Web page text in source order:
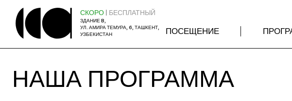
СКОРО | БЕСПЛАТНЫЙ
ЗДАНИЕ B,
УЛ. АМИРА ТЕМУРА, 6, ТАШКЕНТ,
УЗБЕКИСТАН
ПОСЕЩЕНИЕ
НАША ПРОГРАММА